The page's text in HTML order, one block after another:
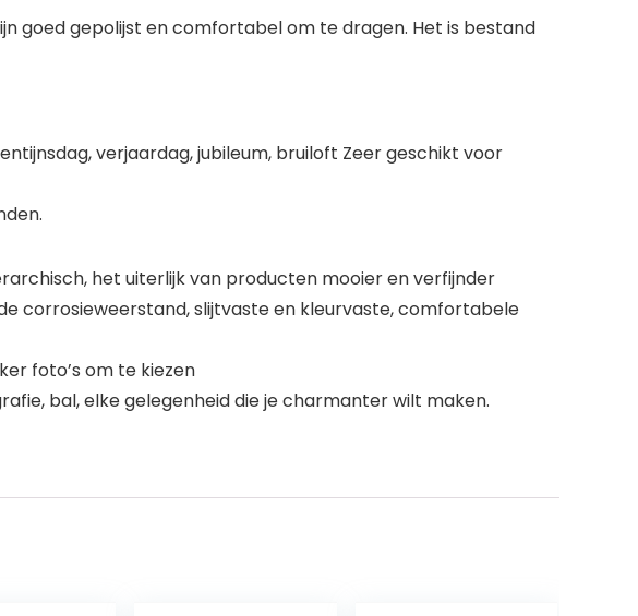
goed gepolijst en comfortabel om te dragen. Het is bestand
verjaardag, jubileum, bruiloft Zeer geschikt voor
het uiterlijk van producten mooier en verfijnder
corrosieweerstand, slijtvaste en kleurvaste, comfortabele
foto’s om te kiezen
bal, elke gelegenheid die je charmanter wilt maken.